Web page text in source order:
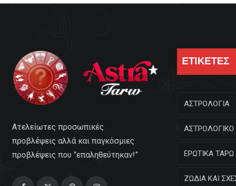
Ατελείωτες προσωπικές
προβλέψεις αλλά και παγκόσμιες
προβλέψεις που ”επαληθεύτηκαν!”
ΕΤΙΚΕΤΕΣ
ΑΣΤΡΟΛΟΓΙΑ
ΑΣΤΡΟΛΟΓΙΚΟ
ΕΡΩΤΙΚΑ ΤΑΡΩ
ΖΩΔΙΑ ΚΑΙ